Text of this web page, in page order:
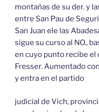
montañas de su der. y
entre San Pau de
San Juan ele las
sigue su curso al NO.,
en cuyo punto recibe el
Fresser. Aumentado
y entra en el partido
judicial de Vich,